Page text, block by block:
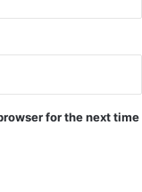
for the next time